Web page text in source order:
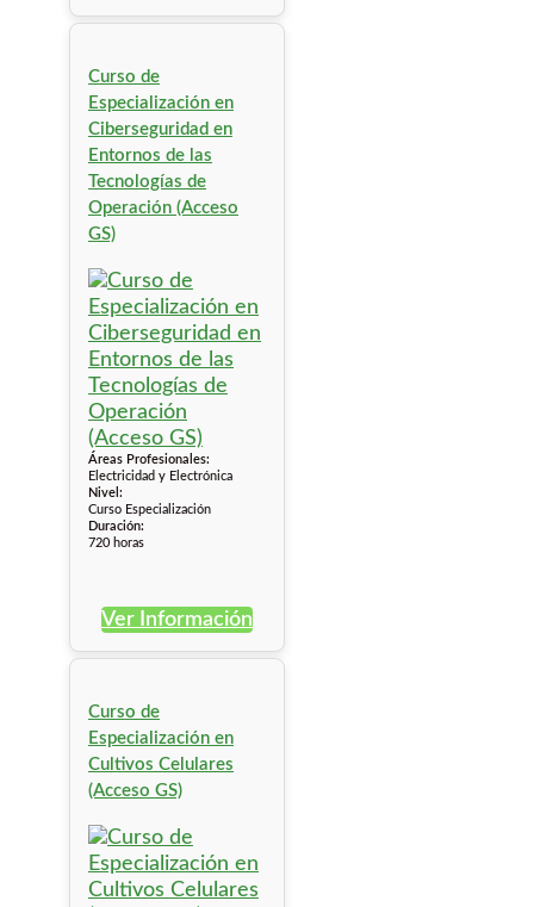
Curso de
Especialización en
Ciberseguridad en
Entornos de las
Tecnologías de
Operación (Acceso
GS)
Áreas Profesionales:
Electricidad y Electrónica
Nivel:
Curso Especialización
Duración:
720 horas
Ver Información
Curso de
Especialización en
Cultivos Celulares
(Acceso GS)